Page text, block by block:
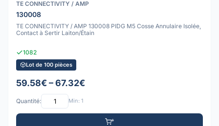
TE CONNECTIVITY / AMP
130008
TE CONNECTIVITY / AMP 130008 PIDG M5 Cosse Annulaire Isolée,
Contact à Sertir Laiton/Étain
1082
Lot de 100 pièces
59.58€ – 67.32€
Quantité: Min: 1